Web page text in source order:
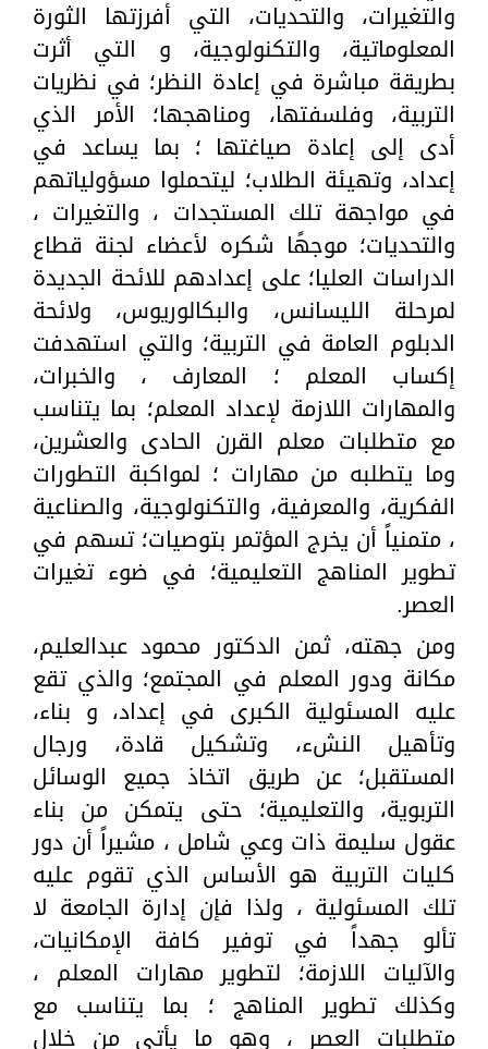
والتغيرات، والتحديات، التي أفرزتها الثورة
المعلوماتية، والتكنولوجية، و التي أثرت
بطريقة مباشرة في إعادة النظر؛ في نظريات
التربية، وفلسفتها، ومناهجها؛ الأمر الذي
أدى إلى إعادة صياغتها ؛ بما يساعد في
إعداد، وتهيئة الطلاب؛ ليتحملوا مسؤولياتهم
في مواجهة تلك المستجدات ، والتغيرات ،
والتحديات؛ موجهًا شكره لأعضاء لجنة قطاع
الدراسات العليا؛ على إعدادهم للائحة الجديدة
لمرحلة الليسانس، والبكالوريوس، ولائحة
الدبلوم العامة في التربية؛ والتي استهدفت
إكساب المعلم ؛ المعارف ، والخبرات،
والمهارات اللازمة لإعداد المعلم؛ بما يتناسب
مع متطلبات معلم القرن الحادى والعشرين،
وما يتطلبه من مهارات ؛ لمواكبة التطورات
الفكرية، والمعرفية، والتكنولوجية، والصناعية
، متمنياً أن يخرج المؤتمر بتوصيات؛ تسهم في
تطوير المناهج التعليمية؛ في ضوء تغيرات
العصر.
ومن جهته، ثمن الدكتور محمود عبدالعليم،
مكانة ودور المعلم في المجتمع؛ والذي تقع
عليه المسئولية الكبرى في إعداد، و بناء،
وتأهيل النشء، وتشكيل قادة، ورجال
المستقبل؛ عن طريق اتخاذ جميع الوسائل
التربوية، والتعليمية؛ حتى يتمكن من بناء
عقول سليمة ذات وعي شامل ، مشيراً أن دور
كليات التربية هو الأساس الذي تقوم عليه
تلك المسئولية ، ولذا فإن إدارة الجامعة لا
تألو جهداً في توفير كافة الإمكانيات،
والآليات اللازمة؛ لتطوير مهارات المعلم ،
وكذلك تطوير المناهج ؛ بما يتناسب مع
متطلبات العصر ، وهو ما يأتي من خلال